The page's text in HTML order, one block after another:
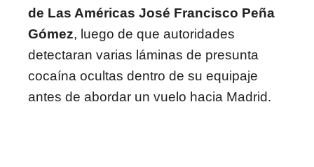
de Las Américas José Francisco Peña
Gómez, luego de que autoridades
detectaran varias láminas de presunta
cocaína ocultas dentro de su equipaje
antes de abordar un vuelo hacia Madrid.